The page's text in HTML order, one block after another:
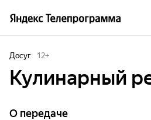
Досуг 12+
Кулинарный
О передаче